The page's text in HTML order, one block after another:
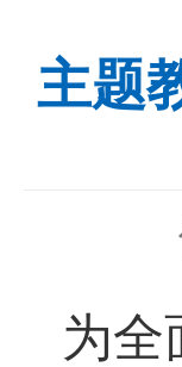
主题
为全